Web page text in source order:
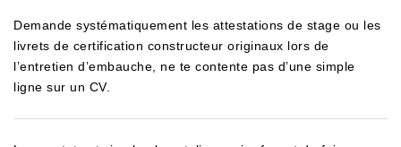
Demande systématiquement les attestations de stage ou les
livrets de certification constructeur originaux lors de
l’entretien d’embauche, ne te contente pas d’une simple
ligne sur un CV.